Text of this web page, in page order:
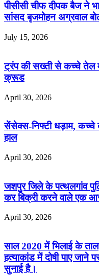
पीसीसी चीफ दीपक बैज ने
सांसद बृजमोहन अग्रवाल
July 15, 2026
ट्रंप की सख्ती से कच्चे तेल
क्रूड
April 30, 2026
सेंसेक्स-निफ्टी धड़ाम, कच्चे
हाल
April 30, 2026
जशपुर जिले के पत्थलगांव
कर बिक्री करने वाले एक
April 30, 2026
साल 2020 में भिलाई के
हत्याकांड में दोषी पाए जाने
सुनाई है।